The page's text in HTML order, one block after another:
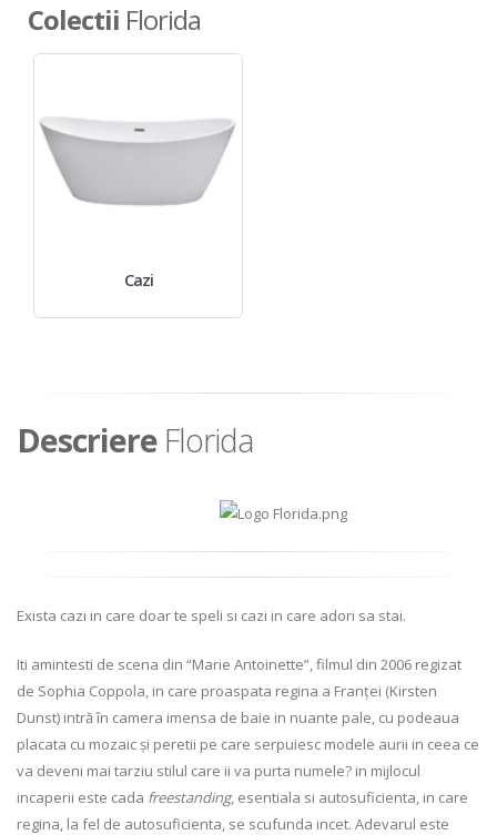
Colectii Florida
Cazi
Descriere Florida
Exista cazi in care doar te speli si cazi in care adori sa stai.
Iti amintesti de scena din “Marie Antoinette”, filmul din 2006 regizat
de Sophia Coppola, in care proaspata regina a Franței (Kirsten
Dunst) intră în camera imensa de baie in nuante pale, cu podeaua
placata cu mozaic și peretii pe care serpuiesc modele aurii in ceea ce
va deveni mai tarziu stilul care ii va purta numele? in mijlocul
incaperii este cada freestanding, esentiala si autosuficienta, in care
regina, la fel de autosuficienta, se scufunda incet. Adevarul este